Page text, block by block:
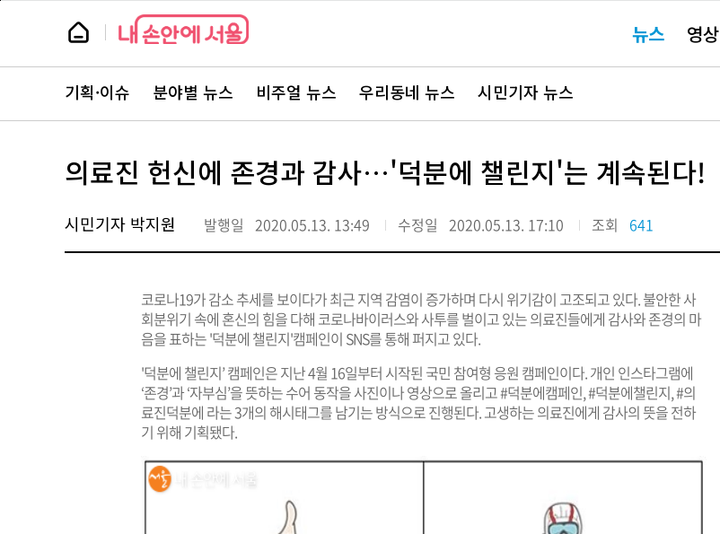
본
뉴
스 요뉴스 영상
뉴
스
주
서
바
로
기획·이슈 분야별 뉴스 비주얼 뉴스 우리동네 뉴스 시민기자 뉴스
의료진 헌신에 존경과 감사…'덕분에 챌린지'는 계속된다!
시민기자 박지원 발행일 2020.05.13. 13:49 수정일 2020.05.13. 17:10 조회 641
코로나19가 감소 추세를 보이다가 최근 지역 감염이 증가하며 다시 위기감이 고조되고 있다. 불안한 사
회분위기 속에 혼신의 힘을 다해 코로나바이러스와 사투를 벌이고 있는 의료진들에게 감사와 존경의 마
음을 표하는 '덕분에 챌린지'캠페인이 SNS를 통해 퍼지고 있다.
'덕분에 챌린지’ 캠페인은 지난 4월 16일부터 시작된 국민 참여형 응원 캠페인이다. 개인 인스타그램에
‘존경’과 ‘자부심’을 뜻하는 수어 동작을 사진이나 영상으로 올리고 #덕분에캠페인, #덕분에챌린지, #의
료진덕분에 라는 3개의 해시태그를 남기는 방식으로 진행된다. 고생하는 의료진에게 감사의 뜻을 전하
기 위해 기획됐다.
페